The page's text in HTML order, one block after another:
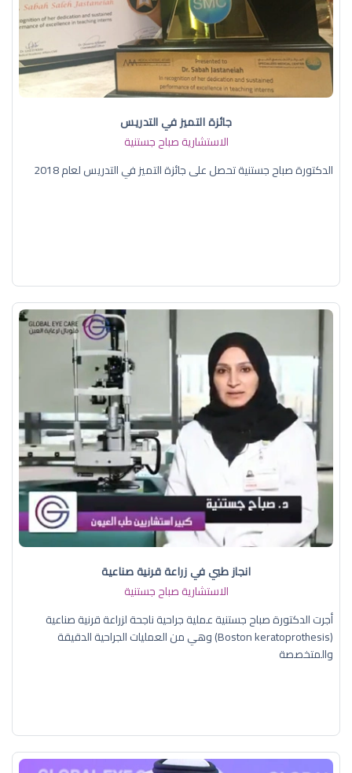
جائزة التميز في التدريس
الاستشارية صباح جستنية
الدكتورة صباح جستنية تحصل على جائزة التميز في التدريس لعام 2018
انجاز طبي في زراعة قرنية صناعية
الاستشارية صباح جستنية
أجرت الدكتورة صباح جستنية عملية جراحية ناجحة لزراعة قرنية صناعية
(Boston keratoprothesis) وهي من العمليات الجراحية الدقيقة
والمتخصصة